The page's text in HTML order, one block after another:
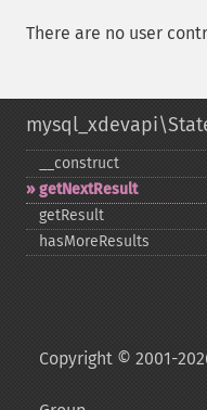
There are no user
_​_​construct
getNextResult
getResult
hasMoreResults
Copyright © 2001-